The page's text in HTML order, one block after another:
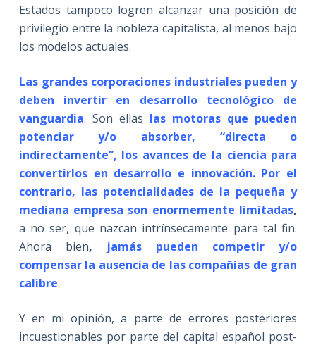
Estados tampoco logren alcanzar una posición de
privilegio entre la nobleza capitalista, al menos bajo
los modelos actuales.
Las grandes corporaciones industriales pueden y
deben invertir en desarrollo tecnológico de
vanguardia. Son ellas las motoras que pueden
potenciar y/o absorber, “directa o
indirectamente”, los avances de la ciencia para
convertirlos en desarrollo e innovación. Por el
contrario, las potencialidades de la pequeña y
mediana empresa son enormemente limitadas,
a no ser, que nazcan intrínsecamente para tal fin.
Ahora bien,
jamás pueden competir y/o
compensar la ausencia de las compañías de gran
calibre.
Y en mi opinión, a parte de errores posteriores
incuestionables por parte del capital español post-